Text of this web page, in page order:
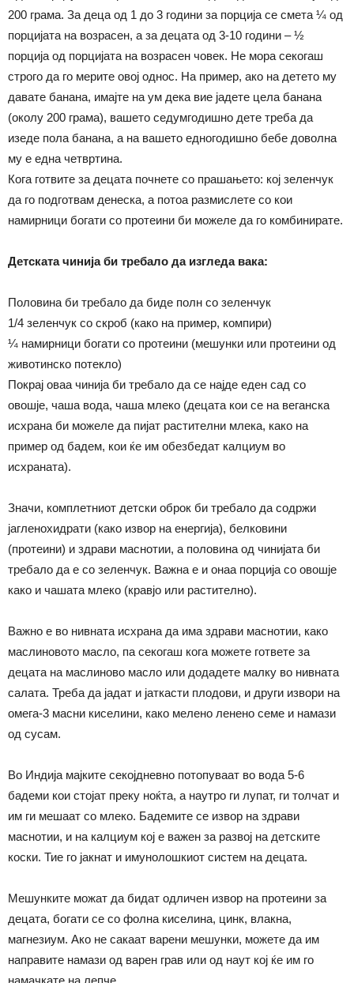
200 грама. За деца од 1 до 3 години за порција се смета ¼ од
порцијата на возрасен, а за децата од 3-10 години – ½
порција од порцијата на возрасен човек. Не мора секогаш
строго да го мерите овој однос. На пример, ако на детето му
давате банана, имајте на ум дека вие јадете цела банана
(околу 200 грама), вашето седумгодишно дете треба да
изеде пола банана, а на вашето едногодишно бебе доволна
му е една четвртина.
Кога готвите за децата почнете со прашањето: кој зеленчук
да го подготвам денеска, а потоа размислете со кои
намирници богати со протеини би можеле да го комбинирате.
Детската чинија би требало да изгледа вака:
Половина би требало да биде полн со зеленчук
1/4 зеленчук со скроб (како на пример, компири)
¼ намирници богати со протеини (мешунки или протеини од
животинско потекло)
Покрај оваа чинија би требало да се најде еден сад со
овошје, чаша вода, чаша млеко (децата кои се на веганска
исхрана би можеле да пијат растителни млека, како на
пример од бадем, кои ќе им обезбедат калциум во
исхраната).
Значи, комплетниот детски оброк би требало да содржи
јагленохидрати (како извор на енергија), белковини
(протеини) и здрави маснотии, а половина од чинијата би
требало да е со зеленчук. Важна е и онаа порција со овошје
како и чашата млеко (кравјо или растително).
Важно е во нивната исхрана да има здрави маснотии, како
маслиновото масло, па секогаш кога можете гответе за
децата на маслиново масло или додадете малку во нивната
салата. Треба да јадат и јаткасти плодови, и други извори на
омега-3 масни киселини, како мелено ленено семе и намази
од сусам.
Во Индија мајките секојдневно потопуваат во вода 5-6
бадеми кои стојат преку ноќта, а наутро ги лупат, ги толчат и
им ги мешаат со млеко. Бадемите се извор на здрави
маснотии, и на калциум кој е важен за развој на детските
коски. Тие го јакнат и имунолошкиот систем на децата.
Мешунките можат да бидат одличен извор на протеини за
децата, богати се со фолна киселина, цинк, влакна,
магнезиум. Ако не сакаат варени мешунки, можете да им
направите намази од варен грав или од наут кој ќе им го